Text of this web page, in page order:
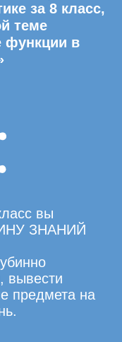
за 8 класс,
теме
функции в
вы
ЗНАНИЙ
вывести
предмета на